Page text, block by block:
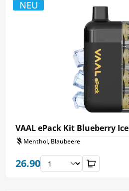
VAAL ePack Kit Blueberry Ice
Menthol, Blaubeere
26.90
NEU